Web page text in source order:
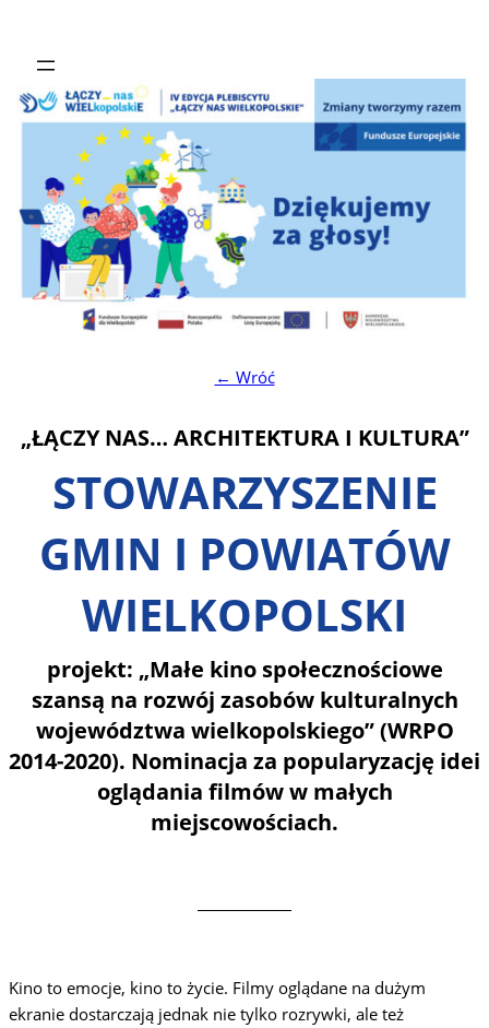
← Wróć
„ŁĄCZY NAS… ARCHITEKTURA I KULTURA”
STOWARZYSZENIE
GMIN I POWIATÓW
WIELKOPOLSKI
projekt: „Małe kino społecznościowe
szansą na rozwój zasobów kulturalnych
województwa wielkopolskiego” (WRPO
2014-2020). Nominacja za popularyzację idei
oglądania filmów w małych
miejscowościach.
Kino to emocje, kino to życie. Filmy oglądane na dużym
ekranie dostarczają jednak nie tylko rozrywki, ale też